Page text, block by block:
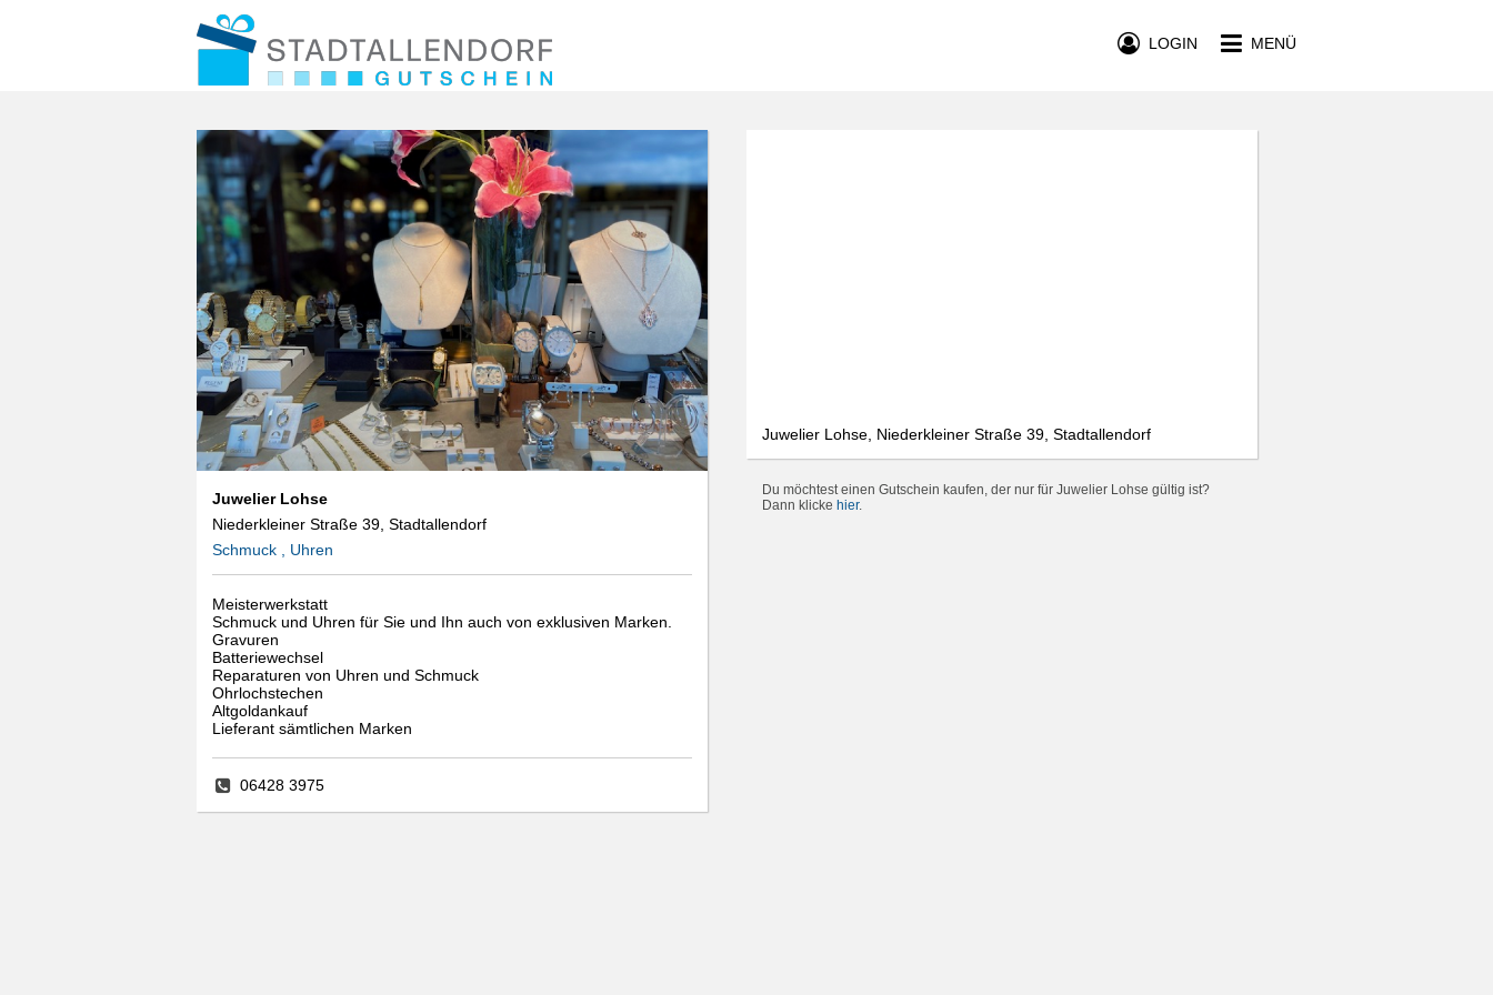
MENÜ
LOGIN
Juwelier Lohse
Niederkleiner Straße 39, Stadtallendorf
Schmuck , Uhren
Meisterwerkstatt
Schmuck und Uhren für Sie und Ihn auch von exklusiven Marken.
Gravuren
Batteriewechsel
Reparaturen von Uhren und Schmuck
Ohrlochstechen
Altgoldankauf
Lieferant sämtlichen Marken
06428 3975
Juwelier Lohse, Niederkleiner Straße 39, Stadtallendorf
Du möchtest einen Gutschein kaufen, der nur für Juwelier Lohse gültig ist?
Dann klicke hier.
Only essential